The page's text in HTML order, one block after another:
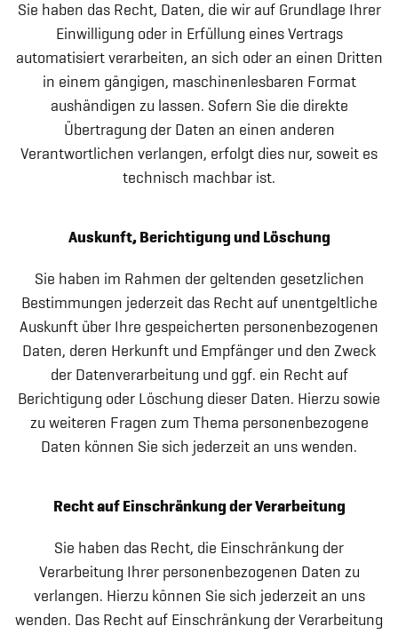
Sie haben das Recht, Daten, die wir auf Grundlage Ihrer
Einwilligung oder in Erfüllung eines Vertrags
automatisiert verarbeiten, an sich oder an einen Dritten
in einem gängigen, maschinenlesbaren Format
aushändigen zu lassen. Sofern Sie die direkte
Übertragung der Daten an einen anderen
Verantwortlichen verlangen, erfolgt dies nur, soweit es
technisch machbar ist.
Auskunft, Berichtigung und Löschung
Sie haben im Rahmen der geltenden gesetzlichen
Bestimmungen jederzeit das Recht auf unentgeltliche
Auskunft über Ihre gespeicherten personenbezogenen
Daten, deren Herkunft und Empfänger und den Zweck
der Datenverarbeitung und ggf. ein Recht auf
Berichtigung oder Löschung dieser Daten. Hierzu sowie
zu weiteren Fragen zum Thema personenbezogene
Daten können Sie sich jederzeit an uns wenden.
Recht auf Einschränkung der Verarbeitung
Sie haben das Recht, die Einschränkung der
Verarbeitung Ihrer personenbezogenen Daten zu
verlangen. Hierzu können Sie sich jederzeit an uns
wenden. Das Recht auf Einschränkung der Verarbeitung